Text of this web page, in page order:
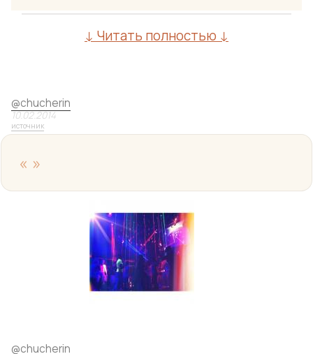
↓ Читать полностью ↓
@chucherin
10.02.2014
источник
« »
@chucherin